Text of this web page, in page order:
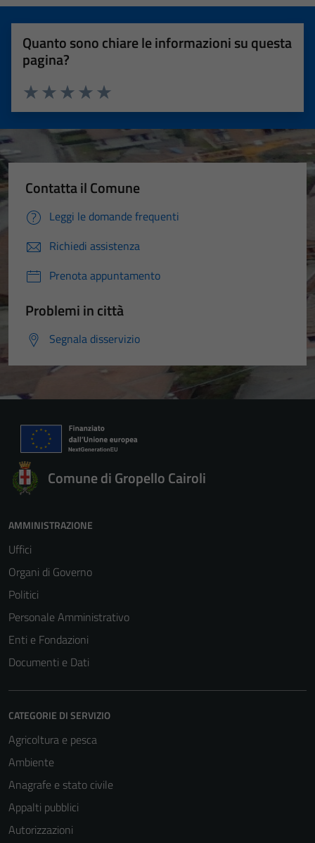
Quanto sono chiare le informazioni su questa
pagina?
Valuta 5 stelle su 5
Valuta 4 stelle su 5
Valuta 3 stelle su 5
Valuta 2 stelle su 5
Valuta 1 stelle su 5
Contatta il Comune
Leggi le domande frequenti
Richiedi assistenza
Prenota appuntamento
Problemi in città
Segnala disservizio
Comune di Gropello Cairoli
AMMINISTRAZIONE
Uffici
Organi di Governo
Politici
Personale Amministrativo
Enti e Fondazioni
Documenti e Dati
CATEGORIE DI SERVIZIO
Agricoltura e pesca
Ambiente
Anagrafe e stato civile
Appalti pubblici
Autorizzazioni